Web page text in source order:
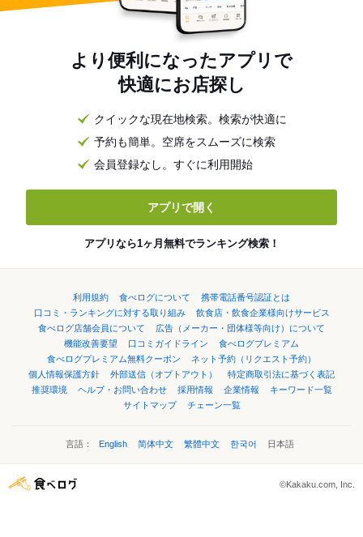
より便利になったアプリで
快適にお店探し
クイックな現在地検索。検索が快適に
予約も簡単。空席をスムーズに検索
会員登録なし。すぐに利用開始
アプリで開く
アプリなら1ヶ月無料でランキング検索！
利用規約 食べログについて
携帯電話番号認証とは
口コミ・ランキングに対する取り組み
飲食店・飲食企業様向けサービス
食べログ店舗会員について
広告（メーカー・団体様等向け）について
機能改善要望
口コミガイドライン
食べログプレミアム
食べログプレミアム無料クーポン
ネット予約（リクエスト予約）
個人情報保護方針
外部送信（オプトアウト）
特定商取引法に基づく表記
推奨環境
ヘルプ・お問い合わせ 採用情報 企業情報
キーワード一覧
サイトマップ
チェーン一覧
言語： English 简体中文 繁體中文 한국어 日本語
©Kakaku.com, Inc.